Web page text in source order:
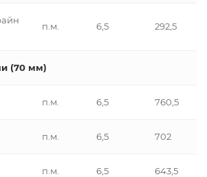
п.м. 6,5 292,5
(70 мм)
п.м. 6,5 760,5
п.м. 6,5 702
п.м. 6,5 643,5